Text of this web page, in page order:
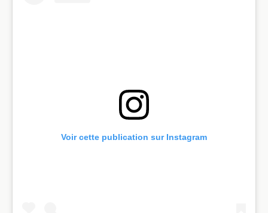
Voir cette publication sur Instagram